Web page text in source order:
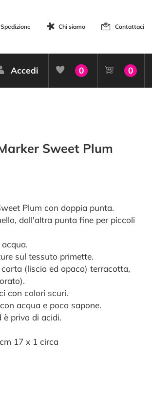
Spedizione Chi siamo Contattaci
Accedi 0 0
Sweet Plum
Plum con doppia punta.
dall'altra punta fine per piccoli
sul tessuto primette.
(liscia ed opaca) terracotta,
con colori scuri.
acqua e poco sapone.
è privo di acidi.
17 x 1 circa